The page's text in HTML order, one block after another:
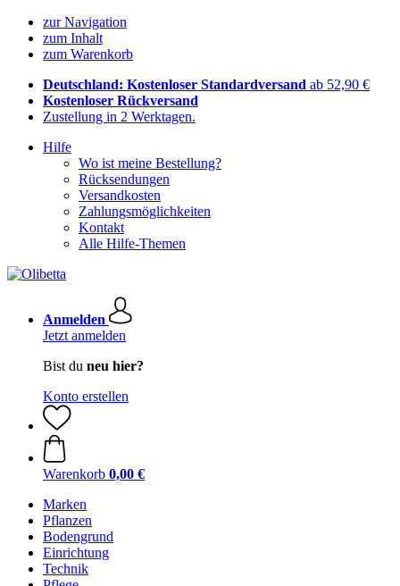
zur Navigation
zum Inhalt
zum Warenkorb
Deutschland: Kostenloser Standardversand ab 52,90 €
Kostenloser Rückversand
Zustellung in 2 Werktagen.
Hilfe
Wo ist meine Bestellung?
Rücksendungen
Versandkosten
Zahlungsmöglichkeiten
Kontakt
Alle Hilfe-Themen
Anmelden
Jetzt anmelden
Bist du neu hier?
Konto erstellen
Warenkorb 0,00 €
Marken
Pflanzen
Bodengrund
Einrichtung
Technik